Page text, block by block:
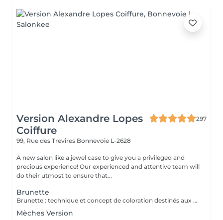
Version Alexandre Lopes
Coiffure
297
99, Rue des Trevires Bonnevoie L-2628
A new salon like a jewel case to give you a privileged and
precious experience! Our experienced and attentive team will
do their utmost to ensure that...
Brunette
Brunette : technique et concept de coloration destinés aux cheveux bruns et châtains, mettant en valeur la profondeur, la brillance et la dimension des cheveux. Peut inclure des nuances chaudes, froides ou illuminées, offrant un résultat sophistiqué, naturel et élégant. Très utilisée dans les transformations modernes comme le brun illuminé, chocolat, café et les tons cendrés. Le service comprend : les mèches, le traitement, la tonalisation et la finalisation.
Mèches Version